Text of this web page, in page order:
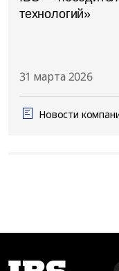
технологий»
31 марта 2026
Новости